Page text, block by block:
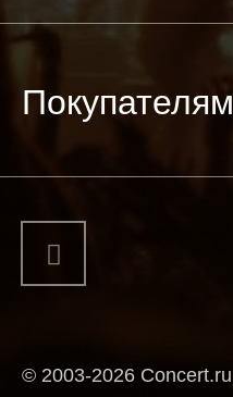
Покупателям
© 2003-2026 Concert.ru